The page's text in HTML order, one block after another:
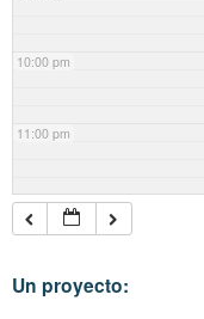
10:00 pm
11:00 pm
Un proyecto: